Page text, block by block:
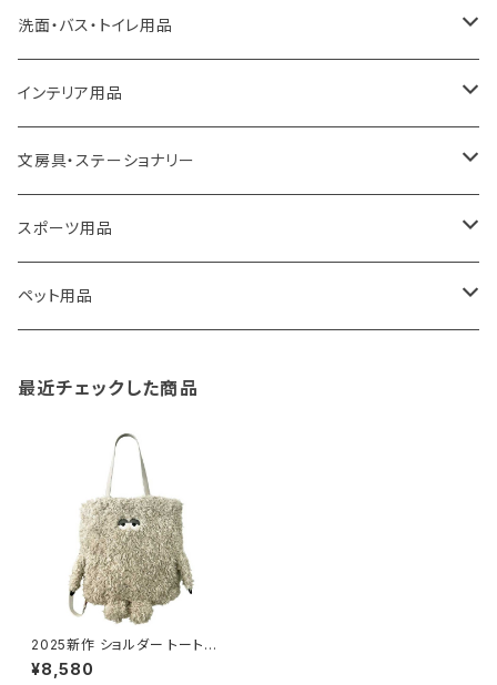
a.depeche
ROOTOTE
100percent
藤田金属
TG
KIND BAG LONDON
アクセサリー
トートバッグ
保冷バッグ
リュックサック
ショルダーバッグ
スポーツバッグ
マザーズバッグ
パソコンケース
キッチンラック
キッチンペーパーホルダー
食器・テーブルウェア
ゴミ箱
収納用品
ソープディスペンサー
タオルハンガー
調理器具・調理小物
洗面・バス・トイレ用品
洗面用品
掃除・洗濯用品
トイレ用品
バス用品
インテリア用品
アイロン台
アクセサリー収納
ウェットティッシュケース
ガーデニング用品
クッション・クッションカバー
文房具・ステーショナリー
筆記具・ペン
ノート
スポーツ用品
卓球用品
ペット用品
最近チェックした商品
2025新作 ショルダー トートバッ
グ ROOTOTE CRYPTID 361
7 ルートート EU.トール.2way.
¥8,580